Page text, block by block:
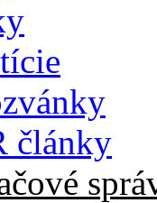
články